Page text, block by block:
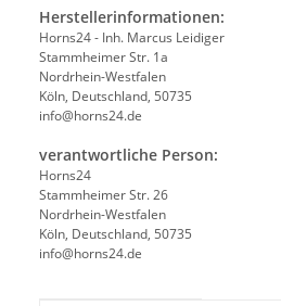
Herstellerinformationen:
Horns24 - Inh. Marcus Leidiger
Stammheimer Str. 1a
Nordrhein-Westfalen
Köln, Deutschland, 50735
info@horns24.de
verantwortliche Person:
Horns24
Stammheimer Str. 26
Nordrhein-Westfalen
Köln, Deutschland, 50735
info@horns24.de